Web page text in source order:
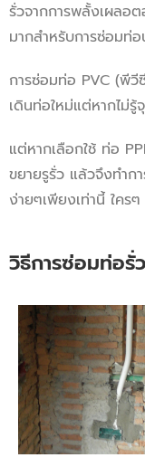
รั่วจากการพลั้งเผลอ
มากสำหรับการซ่อมท่อ
การซ่อมท่อ PVC (พี
เดินท่อใหม่แต่หากไม่
แต่หากเลือกใช้ ท่อ
ขยายรูรั่ว แล้วจึงทำก
ง่ายๆเพียงเท่านี้ ใคร
วิธีการซ่อมท่อรั่